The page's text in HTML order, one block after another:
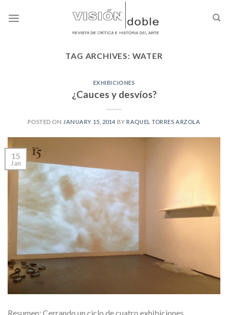
TAG ARCHIVES: WATER
EXHIBICIONES
¿Cauces y desvíos?
POSTED ON JANUARY 15, 2014 BY RAQUEL TORRES ARZOLA
15
Jan
Resumen: Cerrando un ciclo de cuatro exhibiciones